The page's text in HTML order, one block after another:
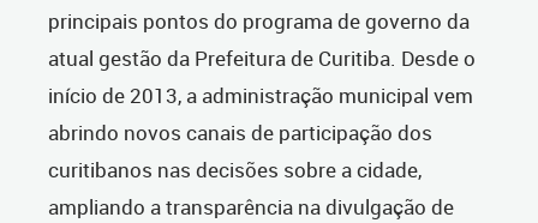
principais pontos do programa de governo da
atual gestão da Prefeitura de Curitiba. Desde o
início de 2013, a administração municipal vem
abrindo novos canais de participação dos
curitibanos nas decisões sobre a cidade,
ampliando a transparência na divulgação de